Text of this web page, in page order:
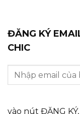
ĐĂNG KÝ
CHIC
vào nút ĐĂNG